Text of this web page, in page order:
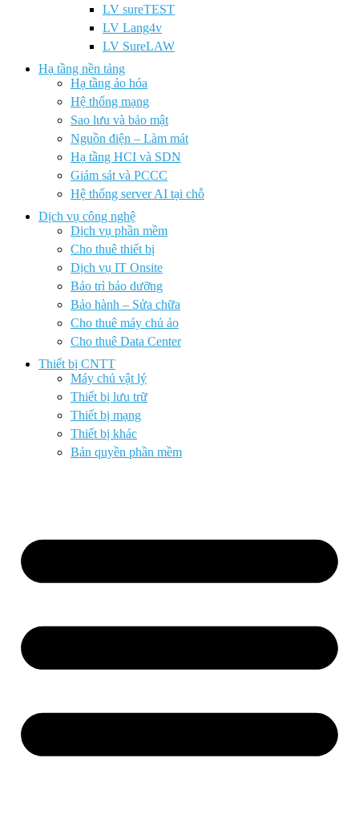
LV sureTEST
LV Lang4v
LV SureLAW
Hạ tầng nền tảng
Hạ tầng ảo hóa
Hệ thống mạng
Sao lưu và bảo mật
Nguồn điện – Làm mát
Hạ tầng HCI và SDN
Giám sát và PCCC
Hệ thống server AI tại chỗ
Dịch vụ công nghệ
Dịch vụ phần mềm
Cho thuê thiết bị
Dịch vụ IT Onsite
Bảo trì bảo dưỡng
Bảo hành – Sửa chữa
Cho thuê máy chủ ảo
Cho thuê Data Center
Thiết bị CNTT
Máy chủ vật lý
Thiết bị lưu trữ
Thiết bị mạng
Thiết bị khác
Bản quyền phần mềm